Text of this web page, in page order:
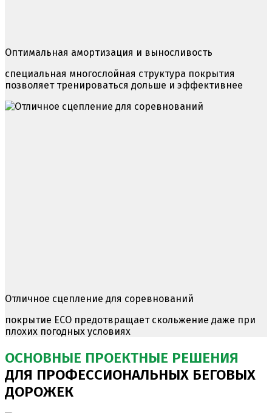
Оптимальная амортизация и выносливость
специальная многослойная структура покрытия
позволяет тренироваться дольше и эффективнее
Отличное сцепление для соревнований
покрытие ЕСО предотвращает скольжение даже при
плохих погодных условиях
ОСНОВНЫЕ ПРОЕКТНЫЕ РЕШЕНИЯ
ДЛЯ ПРОФЕССИОНАЛЬНЫХ БЕГОВЫХ
ДОРОЖЕК